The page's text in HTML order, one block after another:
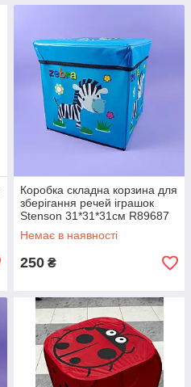
Коробка складна корзина для
зберігання речей іграшок
Stenson 31*31*31см R89687
синя
Немає в наявності
250 ₴